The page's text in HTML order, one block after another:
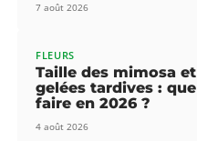
7 août 2026
FLEURS
Taille des mimosa et
gelées tardives : que
faire en 2026 ?
4 août 2026